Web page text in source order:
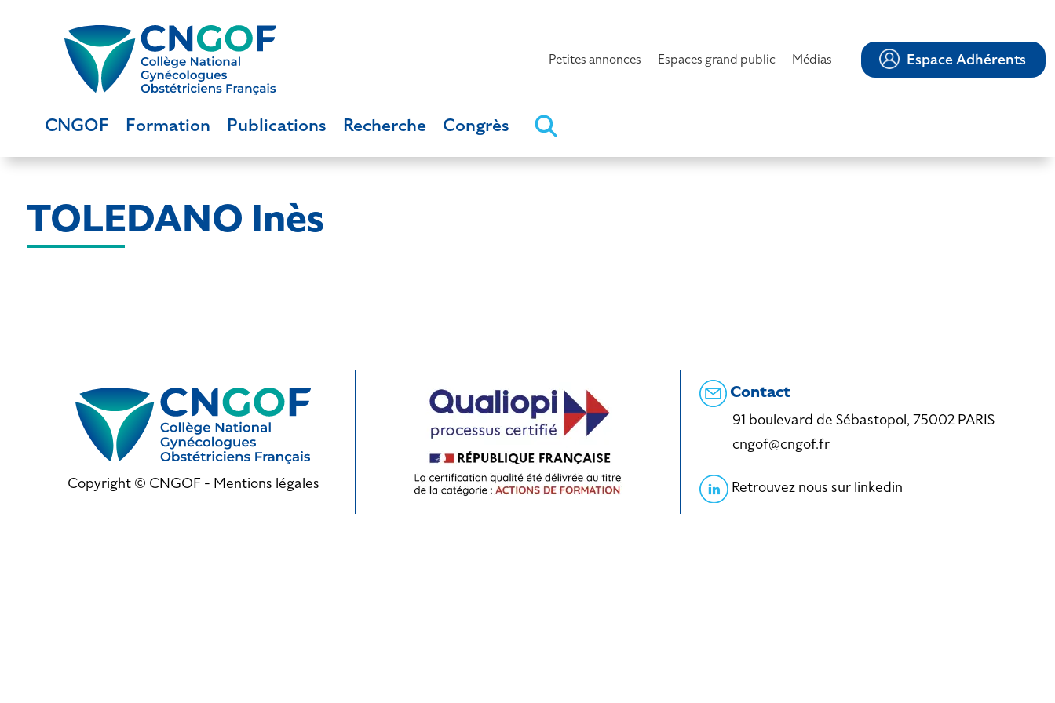
Petites annonces Espaces grand public Médias Espace Adhérents
CNGOF Formation Publications Recherche Congrès
TOLEDANO Inès
Copyright © CNGOF - Mentions légales
Contact
91 boulevard de Sébastopol, 75002 PARIS
cngof@cngof.fr
Retrouvez nous sur linkedin